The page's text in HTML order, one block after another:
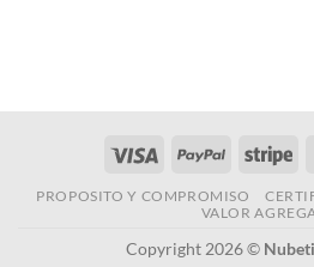
PROPOSITO Y COMPROMISO
VALOR
Copyright 2026 ©